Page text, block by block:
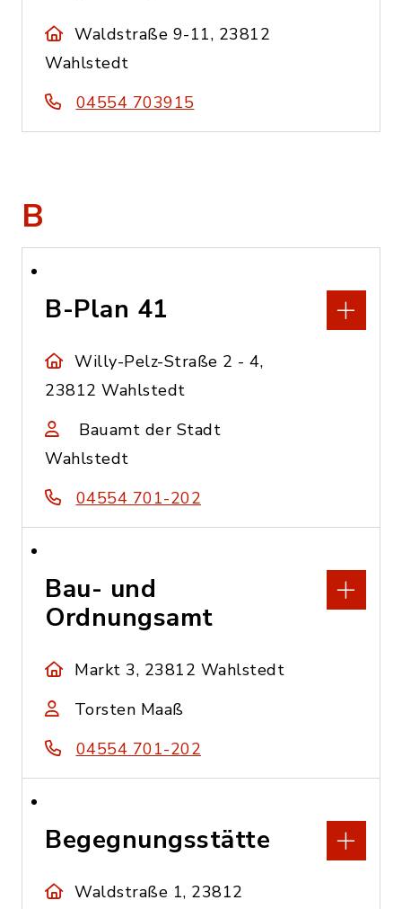
Waldstraße 9-11, 23812
Wahlstedt
04554 703915
B
B-Plan 41
Willy-Pelz-Straße 2 - 4,
23812 Wahlstedt
Bauamt der Stadt
Wahlstedt
04554 701-202
Bau- und
Ordnungsamt
Markt 3, 23812 Wahlstedt
Torsten Maaß
04554 701-202
Begegnungsstätte
Waldstraße 1, 23812